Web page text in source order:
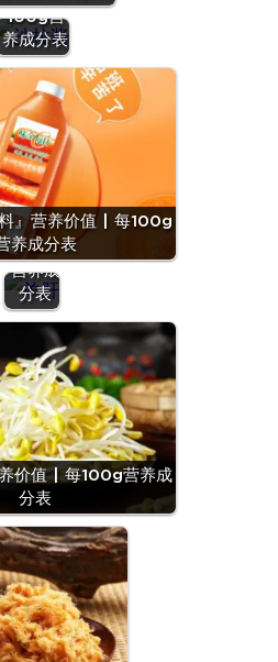
100g营
养成分表
料』营养价值 | 每100g
养成分表
『羊
肝』营
养价值
| 每
100g
营养成
分表
养价值 | 每100g营养成
分表